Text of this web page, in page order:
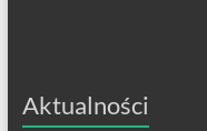
Aktualności